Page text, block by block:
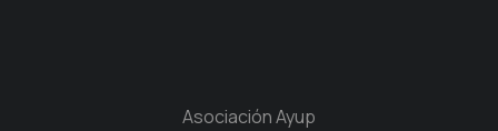
Asociación Ayup